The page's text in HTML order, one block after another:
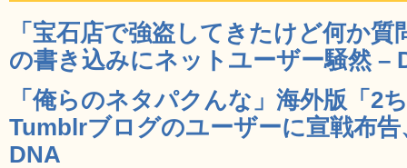
「宝石店で強盗してきたけど何か
の書き込みにネットユーザー騒然 –
「俺らのネタパクんな」海外版「2
Tumblrブログのユーザーに宣戦布
DNA